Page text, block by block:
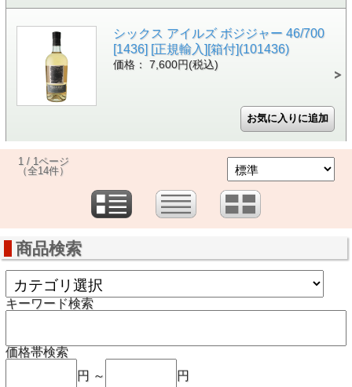
シックス アイルズ ボジジャー 46/700
[1436] [正規輸入][箱付](101436)
価格： 7,600円(税込)
1 / 1ページ
（全14件）
商品検索
キーワード検索
価格帯検索
円 ～
円